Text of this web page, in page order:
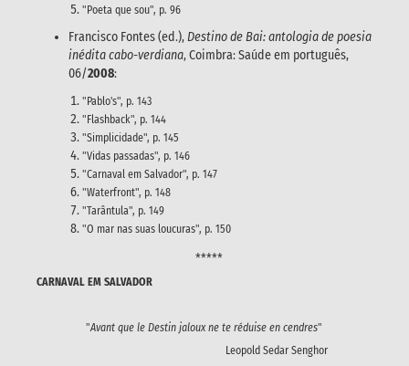
"Poeta que sou", p. 96
Francisco Fontes (ed.),Destino de Bai: antologia de poesia
inédita cabo-verdiana, Coimbra: Saúde em português,
06/2008:
"Pablo's", p. 143
"Flashback", p. 144
"Simplicidade", p. 145
"Vidas passadas", p. 146
"Carnaval em Salvador", p. 147
"Waterfront", p. 148
"Tarântula", p. 149
"O mar nas suas loucuras", p. 150
*****
CARNAVAL EM SALVADOR
"Avant que le Destin jaloux ne te réduise en cendres"
Leopold Sedar Senghor